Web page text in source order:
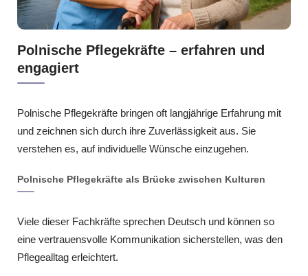
Polnische Pflegekräfte – erfahren und
engagiert
Polnische Pflegekräfte bringen oft langjährige Erfahrung mit
und zeichnen sich durch ihre Zuverlässigkeit aus. Sie
verstehen es, auf individuelle Wünsche einzugehen.
Polnische Pflegekräfte als Brücke zwischen Kulturen
Viele dieser Fachkräfte sprechen Deutsch und können so
eine vertrauensvolle Kommunikation sicherstellen, was den
Pflegealltag erleichtert.